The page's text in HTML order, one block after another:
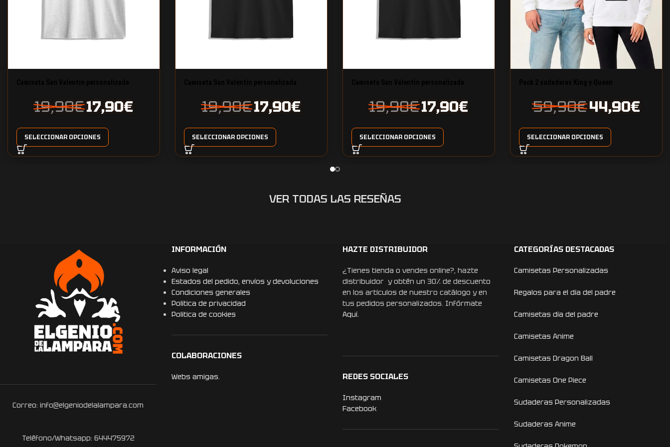
19,90€17,90€
SELECCIONAR OPCIONES
19,90€17,90€
SELECCIONAR OPCIONES
19,90€17,90€
SELECCIONAR OPCIONES
59,90€44,90€
SELECCIONAR OPCIONES
VER TODAS LAS RESEÑAS
Correo: info@elgeniodelalampara.com
Teléfono/Whatsapp: 644475972
INFORMACIÓN
Aviso legal
Estados del pedido, envíos y devoluciones
Condiciones generales
Politica de privacidad
Politica de cookies
COLABORACIONES
Webs amigas.
HAZTE DISTRIBUIDOR
¿Tienes tienda o vendes online?, hazte
distribuidor y obtén un 30% de descuento
en los artículos de nuestro catálogo y en
tus pedidos personalizados. Infórmate
Aquí.
REDES SOCIALES
Instagram
Facebook
CATEGORÍAS DESTACADAS
Camisetas Personalizadas
Regalos para el día del padre
Camisetas día del padre
Camisetas Anime
Camisetas Dragon Ball
Camisetas One Piece
Sudaderas Personalizadas
Sudaderas Anime